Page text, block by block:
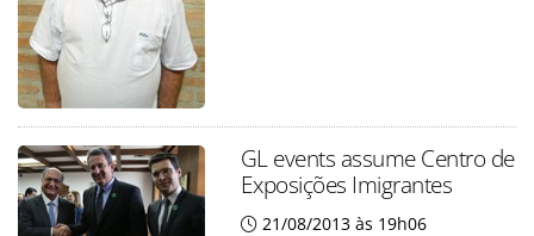
GL events assume Centro de
Exposições Imigrantes
21/08/2013 às 19h06